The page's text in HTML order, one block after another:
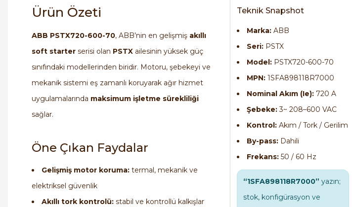
Ürün Özeti
ABB PSTX720-600-70, ABB’nin en gelişmiş akıllı
soft starter serisi olan PSTX ailesinin yüksek güç
sınıfındaki modellerinden biridir. Motoru, şebekeyi ve
mekanik sistemi eş zamanlı koruyarak ağır hizmet
uygulamalarında maksimum işletme sürekliliği
sağlar.
Öne Çıkan Faydalar
Gelişmiş motor koruma: termal, mekanik ve
elektriksel güvenlik
Akıllı tork kontrolü: stabil ve kontrollü kalkışlar
Teknik Snapshot
Marka:ABB
Seri:PSTX
Model:PSTX720-600-70
MPN:1SFA898118R7000
Nominal Akım (Ie):720 A
Şebeke:3~ 208–600 VAC
Kontrol:Akım / Tork / Gerilim
By-pass:Dahili
Frekans:50 / 60 Hz
“1SFA898118R7000” yazın;
stok, konfigürasyon ve